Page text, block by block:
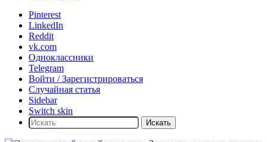
Pinterest
LinkedIn
Reddit
vk.com
Одноклассники
Telegram
Войти / Зарегистрироваться
Случайная статья
Sidebar
Switch skin
Искать